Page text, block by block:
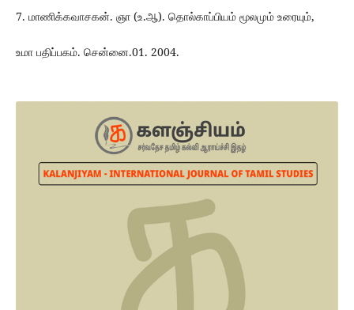
7. மாணிக்கவாசகன். ஞா (உ.ஆ). தொல்காப்பியம் மூலமும் உரையும்,
உமா பதிப்பகம். சென்னை.01. 2004.